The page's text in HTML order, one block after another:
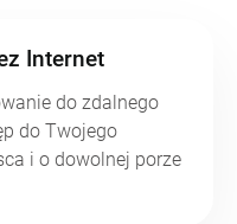
Internet
do zdalnego
do Twojego
i o dowolnej porze